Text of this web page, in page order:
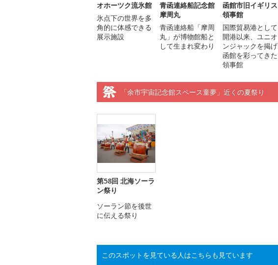
オホーツク流氷館
氷点下の世界を多
角的に体感できる
展示施設
青函連絡船記念館
摩周丸
青函連絡船「摩周
丸」が博物館船と
して生まれ変わり
函館市旧イギリス
領事館
国際貿易港として
開港以来、ユニオ
ンジャックを掲げ
函館を彩ってきた
領事館
「余市宇宙記念館スペース童夢」近くの夏祭り
第58回 北海ソーラ
ン祭り
ソーラン節を後世
に伝える祭り
このスポットを見ている人はこちらも見ています